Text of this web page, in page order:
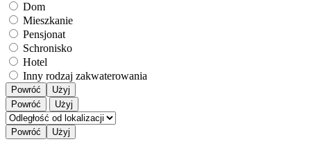
Dom
Mieszkanie
Pensjonat
Schronisko
Hotel
Inny rodzaj zakwaterowania
Powróć
Użyj
Powróć
Użyj